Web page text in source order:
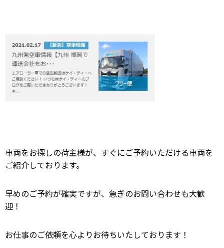
車両をお探しの荷主様が、すぐにご予約いただける車両を
ご紹介しております。
早めのご予約が確実ですが、急ぎのお問い合わせも大歓
迎！
お仕事のご依頼を心よりお待ちいたしております！